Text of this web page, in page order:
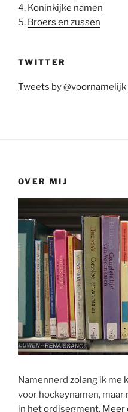
4. Koninkijke namen
5. Broers en zussen
TWITTER
Tweets by @voornamelijk
OVER MIJ
Namennerd zolang ik me
voor hockeynamen,
in het ordisegment. Meer